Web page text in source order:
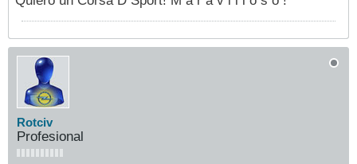
Rotciv
Profesional